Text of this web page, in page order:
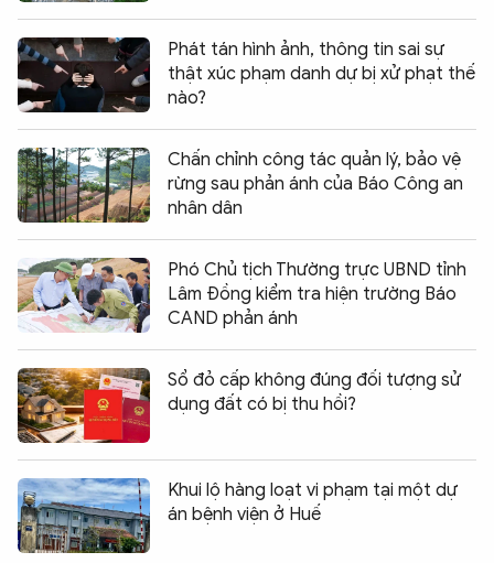
Phát tán hình ảnh, thông tin sai sự
thật xúc phạm danh dự bị xử phạt thế
nào?
Chấn chỉnh công tác quản lý, bảo vệ
rừng sau phản ánh của Báo Công an
nhân dân
Phó Chủ tịch Thường trực UBND tỉnh
Lâm Đồng kiểm tra hiện trường Báo
CAND phản ánh
Sổ đỏ cấp không đúng đối tượng sử
dụng đất có bị thu hồi?
Khui lộ hàng loạt vi phạm tại một dự
án bệnh viện ở Huế